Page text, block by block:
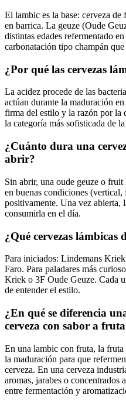
El lambic es la base: cerveza de
en barrica. La geuze (Oude
distintas edades refermentado
carbonatación tipo champán
¿Por qué las cervezas
La acidez procede de las
actúan durante la maduración
firma del estilo y la razón por la
la categoría más sofisticada de
¿Cuánto dura una
abrir?
Sin abrir, una oude geuze o
en buenas condiciones
positivamente. Una vez abierta,
consumirla en el día.
¿Qué cervezas
Para iniciados: Lindemans
Faro. Para paladares más
Kriek o 3F Oude Geuze. Cada
de entender el estilo.
¿En qué se diferencia
cerveza con sabor a
En una lambic con fruta, la fruta
la maduración para que
cerveza. En una cerveza
aromas, jarabes o concentrados
entre fermentación y